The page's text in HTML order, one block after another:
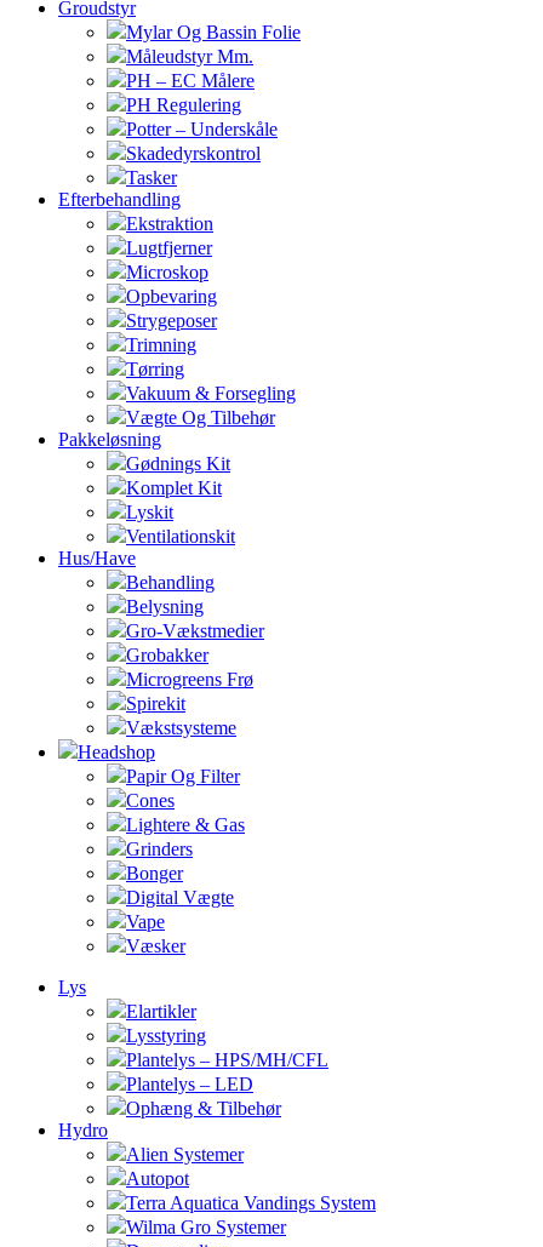
Groudstyr
Mylar Og Bassin Folie
Måleudstyr Mm.
PH – EC Målere
PH Regulering
Potter – Underskåle
Skadedyrskontrol
Tasker
Efterbehandling
Ekstraktion
Lugtfjerner
Microskop
Opbevaring
Strygeposer
Trimning
Tørring
Vakuum & Forsegling
Vægte Og Tilbehør
Pakkeløsning
Gødnings Kit
Komplet Kit
Lyskit
Ventilationskit
Hus/Have
Behandling
Belysning
Gro-Vækstmedier
Grobakker
Microgreens Frø
Spirekit
Vækstsysteme
Headshop
Papir Og Filter
Cones
Lightere & Gas
Grinders
Bonger
Digital Vægte
Vape
Væsker
Lys
Elartikler
Lysstyring
Plantelys – HPS/MH/CFL
Plantelys – LED
Ophæng & Tilbehør
Hydro
Alien Systemer
Autopot
Terra Aquatica Vandings System
Wilma Gro Systemer